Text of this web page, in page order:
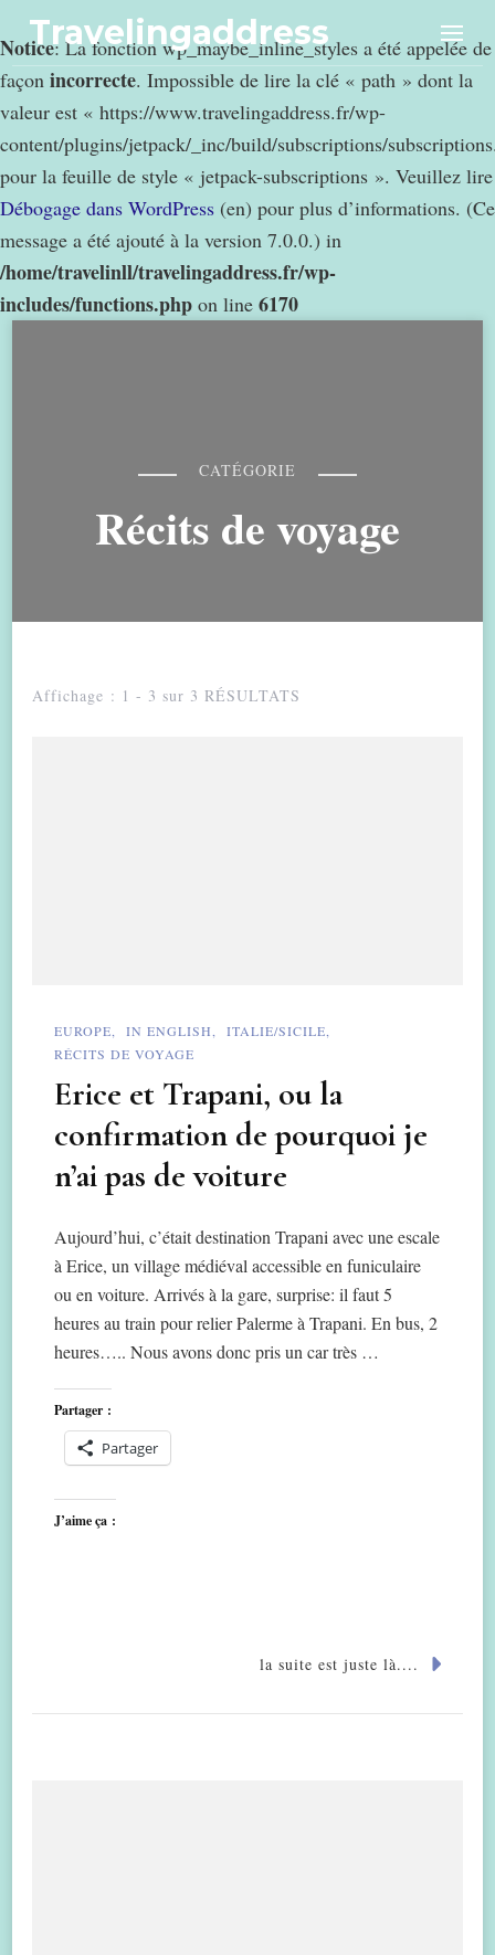
Notice: La fonction wp_maybe_inline_styles a été appelée de
façon incorrecte. Impossible de lire la clé « path » dont la
valeur est « https://www.travelingaddress.fr/wp-
content/plugins/jetpack/_inc/build/subscriptions/
pour la feuille de style « jetpack-subscriptions ». Veuillez lire
Débogage dans WordPress (en) pour plus d’informations. (Ce
message a été ajouté à la version 7.0.0.) in
/home/travelinll/travelingaddress.fr/wp-
includes/functions.php on line 6170
Travelingaddress
CATÉGORIE
Récits de voyage
Affichage : 1 - 3 sur 3 RÉSULTATS
EUROPE IN ENGLISH
ITALIE/SICILE
RÉCITS DE VOYAGE
Erice et Trapani, ou la
confirmation de pourquoi je
n’ai pas de voiture
Aujourd’hui, c’était destination Trapani avec une escale
à Erice, un village médiéval accessible en funiculaire
ou en voiture. Arrivés à la gare, surprise: il faut 5
heures au train pour relier Palerme à Trapani. En bus, 2
heures….. Nous avons donc pris un car très …
Partager :
Partager
J’aime ça :
la suite est juste là....